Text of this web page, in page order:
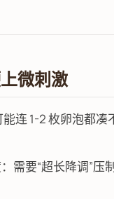
微刺激
连 1-2 枚卵泡都凑
需要“超长降调”